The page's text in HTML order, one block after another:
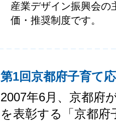
産業デザイン振興会の
価・推奨制度です。
第1回京都府子育て
2007年6月、京都府
を表彰する「京都府